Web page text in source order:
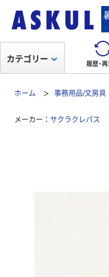
履歴・
カテゴリー
ホーム 事務用品/文房具
メーカー サクラクレパス